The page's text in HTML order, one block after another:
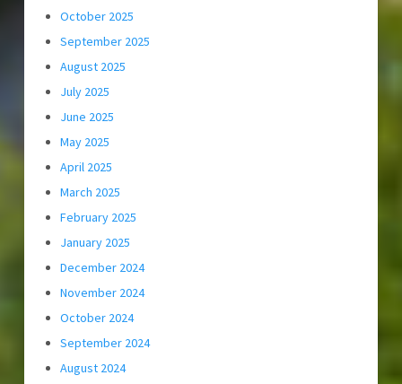
October 2025
September 2025
August 2025
July 2025
June 2025
May 2025
April 2025
March 2025
February 2025
January 2025
December 2024
November 2024
October 2024
September 2024
August 2024